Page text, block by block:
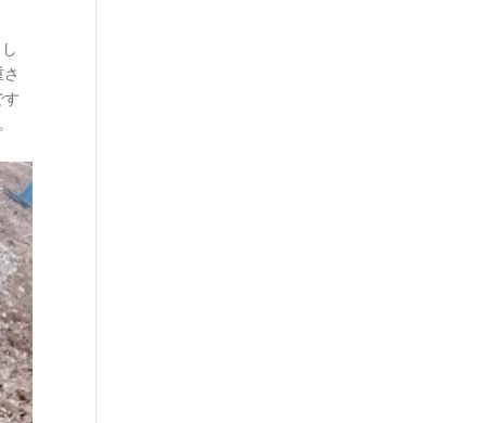
す